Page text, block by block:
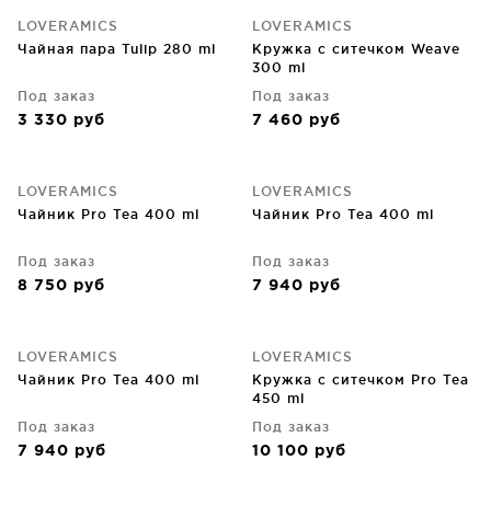
LOVERAMICS
Чайная пара Tulip 280 ml
Под заказ
3 330 руб
LOVERAMICS
Кружка с ситечком Weave
300 ml
Под заказ
7 460 руб
LOVERAMICS
Чайник Pro Tea 400 ml
Под заказ
8 750 руб
LOVERAMICS
Чайник Pro Tea 400 ml
Под заказ
7 940 руб
LOVERAMICS
Чайник Pro Tea 400 ml
Под заказ
7 940 руб
LOVERAMICS
Кружка с ситечком Pro Tea
450 ml
Под заказ
10 100 руб